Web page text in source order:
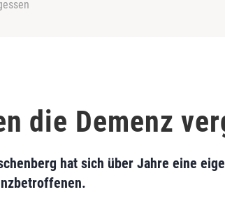
die Demenz
hat sich über Jahre eine